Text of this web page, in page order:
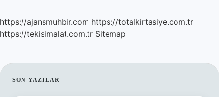
https://ajansmuhbir.com https://totalkirtasiye.com.tr
https://tekisimalat.com.tr Sitemap
SIDEBAR
SON YAZILAR